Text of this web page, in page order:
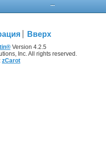
...
Вверх
Version 4.2.5
Inc. All rights reserved.
zCarot